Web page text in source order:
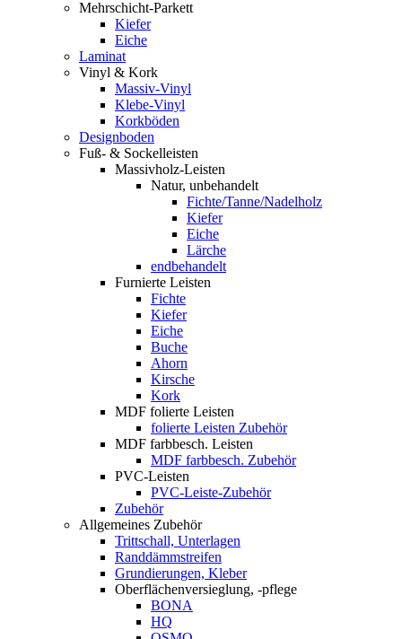
Mehrschicht-Parkett
Kiefer
Eiche
Laminat
Vinyl & Kork
Massiv-Vinyl
Klebe-Vinyl
Korkböden
Designboden
Fuß- & Sockelleisten
Massivholz-Leisten
Natur, unbehandelt
Fichte/Tanne/Nadelholz
Kiefer
Eiche
Lärche
endbehandelt
Furnierte Leisten
Fichte
Kiefer
Eiche
Buche
Ahorn
Kirsche
Kork
MDF folierte Leisten
folierte Leisten Zubehör
MDF farbbesch. Leisten
MDF farbbesch. Zubehör
PVC-Leisten
PVC-Leiste-Zubehör
Zubehör
Allgemeines Zubehör
Trittschall, Unterlagen
Randdämmstreifen
Grundierungen, Kleber
Oberflächenversieglung, -pflege
BONA
HQ